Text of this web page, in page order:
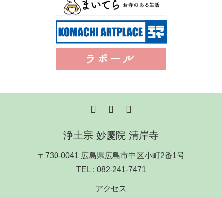
浄土宗 妙慶院 清岸寺
〒730-0041 広島県広島市中区小町2番1号
TEL : 082-241-7471
アクセス